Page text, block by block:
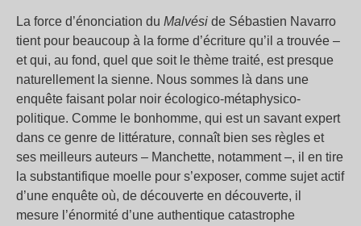
La force d’énonciation du Malvési de Sébastien Navarro
tient pour beaucoup à la forme d’écriture qu’il a trouvée –
et qui, au fond, quel que soit le thème traité, est presque
naturellement la sienne. Nous sommes là dans une
enquête faisant polar noir écologico-métaphysico-
politique. Comme le bonhomme, qui est un savant expert
dans ce genre de littérature, connaît bien ses règles et
ses meilleurs auteurs – Manchette, notamment –, il en tire
la substantifique moelle pour s’exposer, comme sujet actif
d’une enquête où, de découverte en découverte, il
mesure l’énormité d’une authentique catastrophe